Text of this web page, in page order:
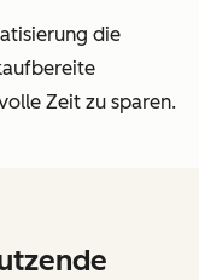
die
Zeit zu sparen.